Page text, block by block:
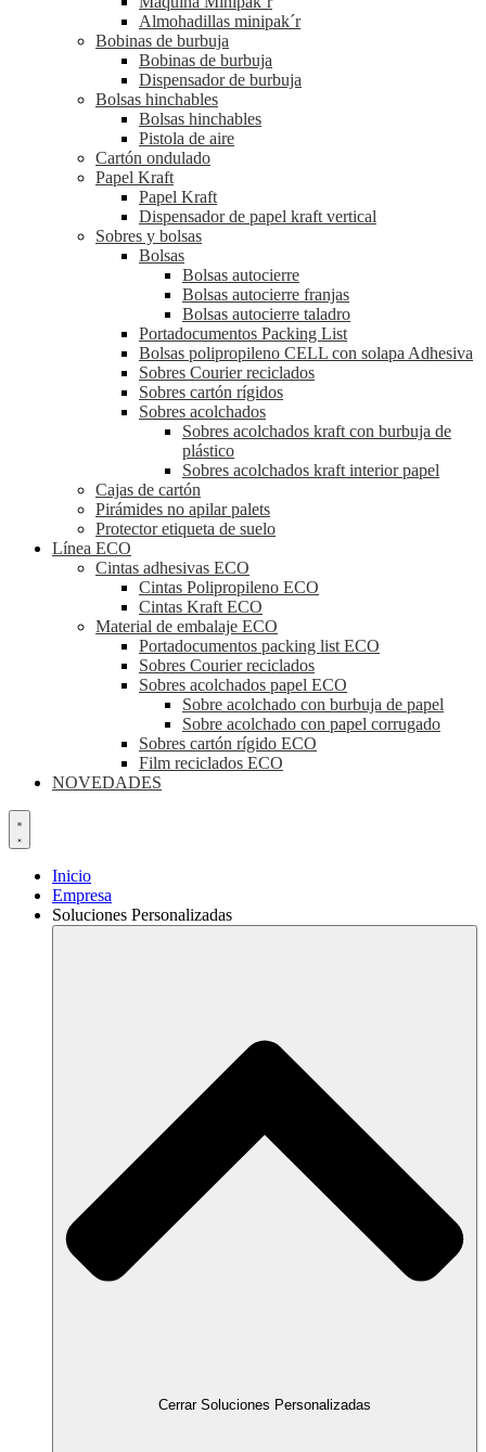
Almohadillas minipak´r
Bobinas de burbuja
Bobinas de burbuja
Dispensador de burbuja
Bolsas hinchables
Bolsas hinchables
Pistola de aire
Cartón ondulado
Papel Kraft
Papel Kraft
Dispensador de papel kraft vertical
Sobres y bolsas
Bolsas
Bolsas autocierre
Bolsas autocierre franjas
Bolsas autocierre taladro
Portadocumentos Packing List
Bolsas polipropileno CELL con solapa Adhesiva
Sobres Courier reciclados
Sobres cartón rígidos
Sobres acolchados
Sobres acolchados kraft con burbuja de
plástico
Sobres acolchados kraft interior papel
Cajas de cartón
Pirámides no apilar palets
Protector etiqueta de suelo
Línea ECO
Cintas adhesivas ECO
Cintas Polipropileno ECO
Cintas Kraft ECO
Material de embalaje ECO
Portadocumentos packing list ECO
Sobres Courier reciclados
Sobres acolchados papel ECO
Sobre acolchado con burbuja de papel
Sobre acolchado con papel corrugado
Sobres cartón rígido ECO
Film reciclados ECO
NOVEDADES
Inicio
Empresa
Soluciones Personalizadas
Cerrar Soluciones Personalizadas